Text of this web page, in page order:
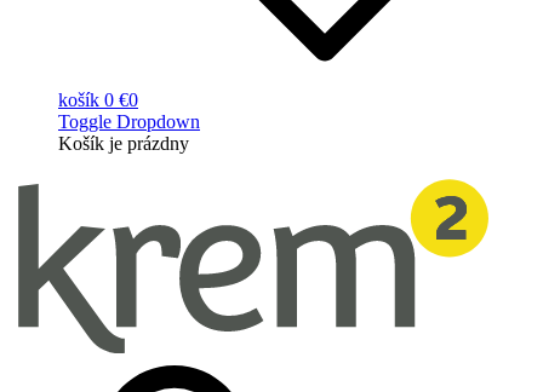
košík 0 €0
Toggle Dropdown
Košík je prázdny